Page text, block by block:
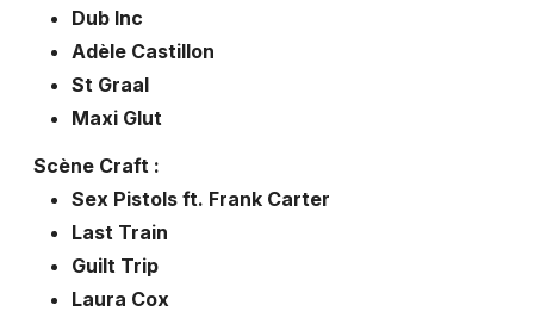
Dub Inc
Adèle Castillon
St Graal
Maxi Glut
Scène Craft :
Sex Pistols ft. Frank Carter
Last Train
Guilt Trip
Laura Cox